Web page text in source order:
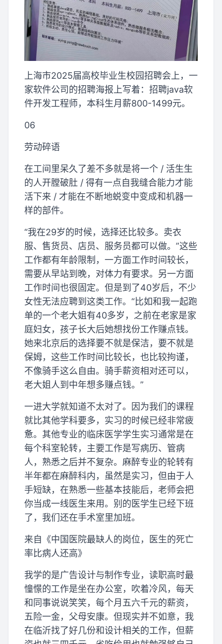
上海市2025届高校毕业生校园招聘会上，一
家软件公司的招聘海报上写着：招聘java软
件开发工程师，本科生月薪800-1499元。
06
劳动碎语
在工间里呆久了差不多就是将一个 / 活生生
的人开膛破肚 / 得有一点自我缝合能力才能
活下来 / 才能在不断地蜕变中变成和机器一
样的部件。
“我在29岁的时候，选择还比较多。卖衣
服、售货员、店员、服务员都可以做。”这些
工作都有年龄限制，一方面工作时间较长，
需要从早站到晚，对体力有要求。另一方面
工作时间也很固定。但是到了40岁后，不少
女性无法应聘到这类工作。“比如和我一起跑
单的一个老大姐有40多岁，之前在老家是家
庭妇女，孩子长大后她想找份工作赚点钱。
她来北京后的选择要不就是保洁，要不就是
保姆，这些工作时间比较长，也比较拘谨，
不像骑手这么自由。骑手薪资相对还可以，
老大姐人到中年想多赚点钱。”
一进大学就知道不太对了。因为我们的课程
就比其他学科要多，实习的时候已经非常疲
惫。其他专业的临床医学学生实习通常是在
每个科室轮转，主要工作是写病历、管病
人，熟悉之后并不复杂。麻醉专业的轮转有
半年都在麻醉科内，虽然是实习，但由于人
手短缺，在熟悉一些基本技能后，老师会把
你当成一线医生来用。别的医学生已经下班
了，我们还在手术室里加班。
来自《中国医院最缺人的岗位，医生的死亡
率比病人还高》
我学的是广告设计与制作专业，读职高时最
憧憬的工作是坐在办公室，吹着冷风，每天
和同事说说笑笑，每个月五六千元的薪资，
五险一金，父母安康。但现实并不如意，我
在临沂找了好几份和设计相关的工作，但薪